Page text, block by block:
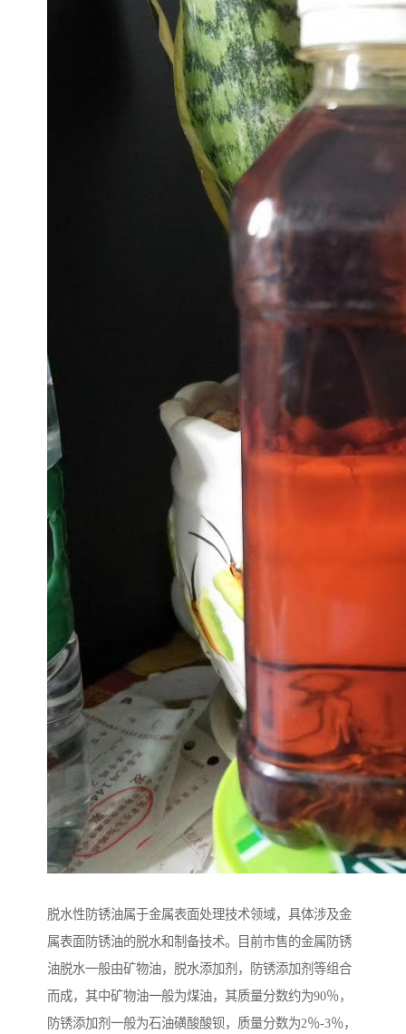
脱水性防锈油属于金属表面处理技术领域，具体涉及金
属表面防锈油的脱水和制备技术。目前市售的金属防锈
油脱水一般由矿物油，脱水添加剂，防锈添加剂等组合
而成，其中矿物油一般为煤油，其质量分数约为90％，
防锈添加剂一般为石油磺酸酸钡，质量分数为2％-3％，